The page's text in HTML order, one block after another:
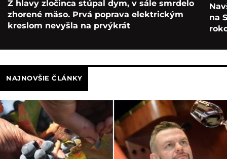
Z hlavy zločinca stúpal dym, v sále smrdelo
zhorené mäso. Prvá poprava elektrickým
kreslom nevyšla na prvýkrát
na
NAJNOVŠIE ČLÁNKY